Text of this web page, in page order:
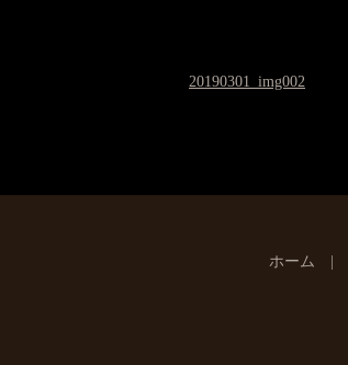
20190301_img002
ホーム